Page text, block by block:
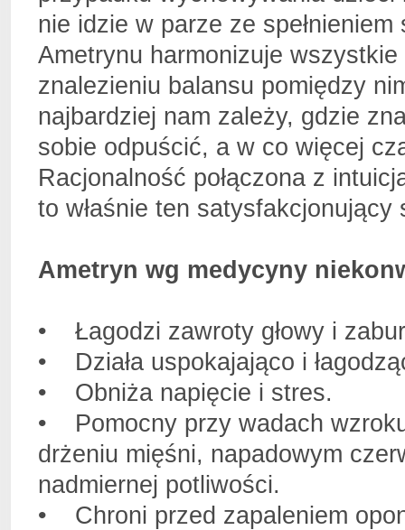
nie idzie w parze ze
Ametrynu harmonizuje
znalezieniu balansu pomiędzy
najbardziej nam zależy, gdzie
sobie odpuścić, a w co więcej
Racjonalność połączona z
to właśnie ten
Ametryn wg medycyny
• Łagodzi zawroty głowy i
• Działa uspokajająco i
• Obniża napięcie i stres.
• Pomocny przy wadach
drżeniu mięśni, napadowym
nadmiernej potliwości.
• Chroni przed zapaleniem